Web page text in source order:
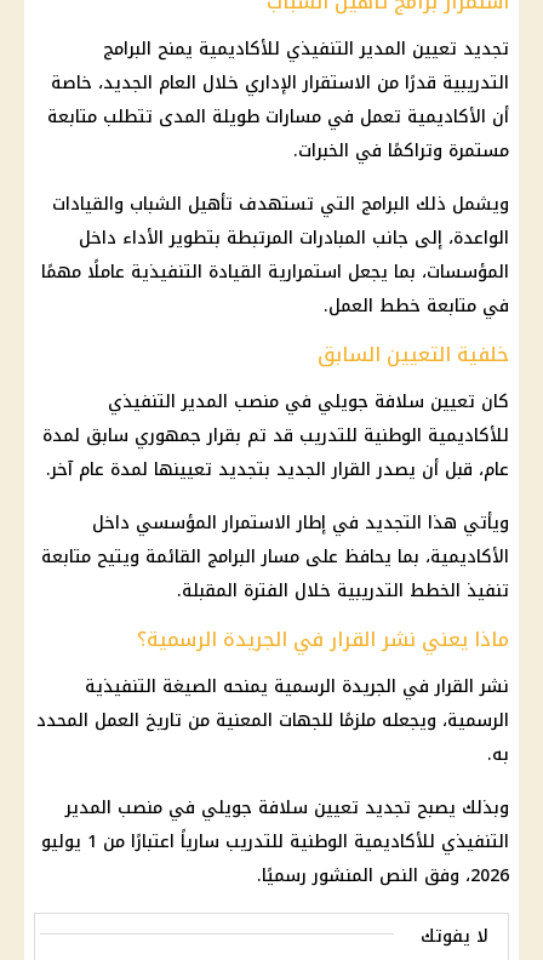
تجديد تعيين المدير التنفيذي للأكاديمية يمنح البرامج
التدريبية قدرًا من الاستقرار الإداري خلال العام الجديد، خاصة
أن الأكاديمية تعمل في مسارات طويلة المدى تتطلب متابعة
مستمرة وتراكمًا في الخبرات.
ويشمل ذلك البرامج التي تستهدف تأهيل الشباب والقيادات
الواعدة، إلى جانب المبادرات المرتبطة بتطوير الأداء داخل
المؤسسات، بما يجعل استمرارية القيادة التنفيذية عاملًا مهمًا
في متابعة خطط العمل.
خلفية التعيين السابق
كان تعيين سلافة جويلي في منصب المدير التنفيذي
للأكاديمية الوطنية للتدريب قد تم بقرار جمهوري سابق لمدة
عام، قبل أن يصدر القرار الجديد بتجديد تعيينها لمدة عام آخر.
ويأتي هذا التجديد في إطار الاستمرار المؤسسي داخل
الأكاديمية، بما يحافظ على مسار البرامج القائمة ويتيح متابعة
تنفيذ الخطط التدريبية خلال الفترة المقبلة.
ماذا يعني نشر القرار في الجريدة الرسمية؟
نشر القرار في الجريدة الرسمية يمنحه الصيغة التنفيذية
الرسمية، ويجعله ملزمًا للجهات المعنية من تاريخ العمل المحدد
به.
وبذلك يصبح تجديد تعيين سلافة جويلي في منصب المدير
التنفيذي للأكاديمية الوطنية للتدريب سارياً اعتبارًا من 1 يوليو
2026، وفق النص المنشور رسميًا.
لا يفوتك